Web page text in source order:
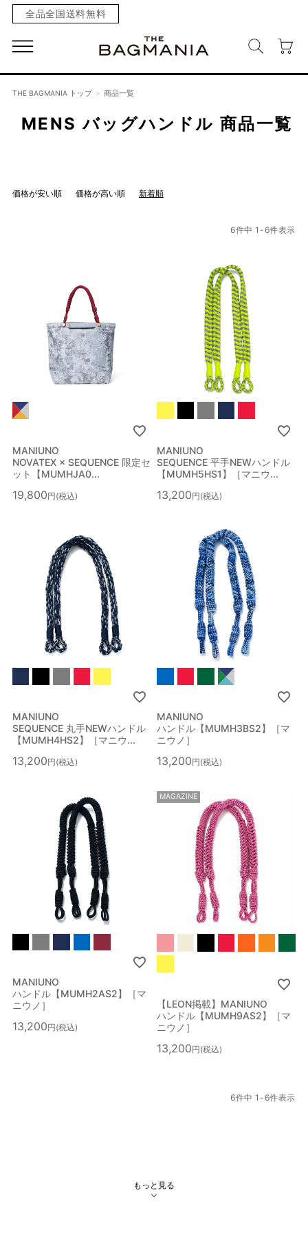
全品全国送料無料
THE BAGMANIA トップ 商品一覧
MENS バッグハンドル 商品一覧
価格が安い順 価格が高い順 新着順
6件中 1 -6件表示
MANIUNO
NOVATEX × SEQUENCE 限定セ
ット【MUMHJA0...
19,800 税込
MANIUNO
SEQUENCE 平手NEWハンドル
【MUMH5HS1】［マニウ...
13,200 税込
MANIUNO
SEQUENCE 丸手NEWハンドル
【MUMH4HS2】［マニウ...
13,200 税込
MANIUNO
ハンドル【MUMH3BS2】［マ
ニウノ］
13,200 税込
MANIUNO
ハンドル【MUMH2AS2】［マ
ニウノ］
13,200 税込
MAGAZINE
【LEON掲載】MANIUNO
ハンドル【MUMH9AS2】［マ
ニウノ］
13,200 税込
6件中 1 -6件表示
もっと見る